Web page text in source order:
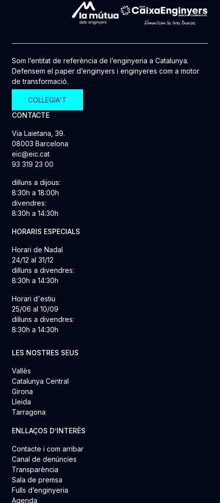
Som l’entitat de referència de l’enginyeria a Catalunya.
Defensem el paper d’enginyers i enginyeres com a motor
de transformació.
COL·LEGIA'T
CONTACTE
Via Laietana, 39.
08003 Barcelona
eic@eic.cat
93 319 23 00
dilluns a dijous:
8:30h a 18:00h
divendres:
8:30h a 14:30h
HORARIS ESPECIALS
Horari de Nadal
24/12 al 31/12
dilluns a divendres:
8:30h a 14:30h
Horari d'estiu
25/06 al 10/09
dilluns a divendres:
8:30h a 14:30h
LES NOSTRES SEUS
Vallès
Catalunya Central
Girona
Lleida
Tarragona
ENLLAÇOS D’INTERÈS
Contacte i com arribar
Canal de denúncies
Transparència
Sala de premsa
Fulls d’enginyeria
Agenda